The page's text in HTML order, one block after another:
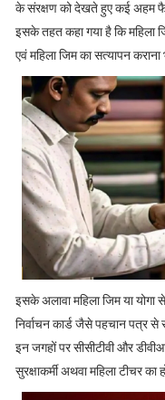
के संरक्षण को देखते हुए कई अहम
इसके तहत कहा गया है कि महिला
एवं महिला जिम का सत्यापन
इसके अलावा महिला जिम या
निर्वाचन कार्ड जैसे पहचान पत्र से
इन जगहों पर सीसीटीवी और
सुरक्षाकर्मी अथवा महिला टीचर का